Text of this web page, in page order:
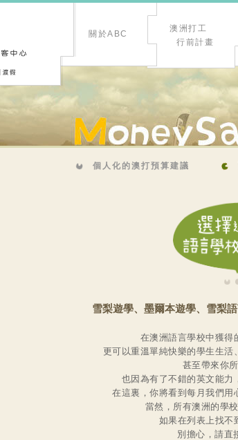
關於ABC
澳洲打工
行前計畫
個人化的澳打預算建議
雪梨遊學、墨爾本遊學、雪梨
在澳洲語言學校中獲得
更可以重溫單純快樂的學生生活
甚至帶來你
也因為有了不錯的英文能力
在這裏，你將看到每月我們用
當然，所有澳洲的學
如果在列表上找不
別擔心，請直